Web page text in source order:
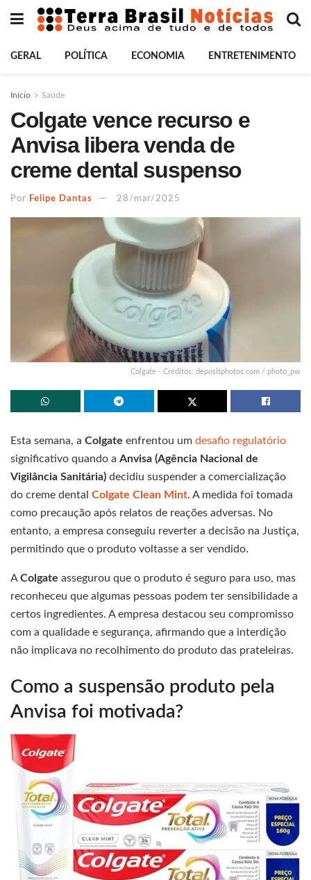
GERAL POLÍTICA ECONOMIA ENTRETENIMENTO
Início Saúde
Colgate vence recurso e
Anvisa libera venda de
creme dental suspenso
Por Felipe Dantas 28/mar/2025
Colgate - Créditos: depositphotos.com / photo_pw
Esta semana, a Colgate enfrentou um desafio regulatório
significativo quando a Anvisa (Agência Nacional de
Vigilância Sanitária) decidiu suspender a comercialização
do creme dental Colgate Clean Mint. A medida foi tomada
como precaução após relatos de reações adversas. No
entanto, a empresa conseguiu reverter a decisão na Justiça,
permitindo que o produto voltasse a ser vendido.
AColgate assegurou que o produto é seguro para uso, mas
reconheceu que algumas pessoas podem ter sensibilidade a
certos ingredientes. A empresa destacou seu compromisso
com a qualidade e segurança, afirmando que a interdição
não implicava no recolhimento do produto das prateleiras.
Como a suspensão produto pela
Anvisa foi motivada?